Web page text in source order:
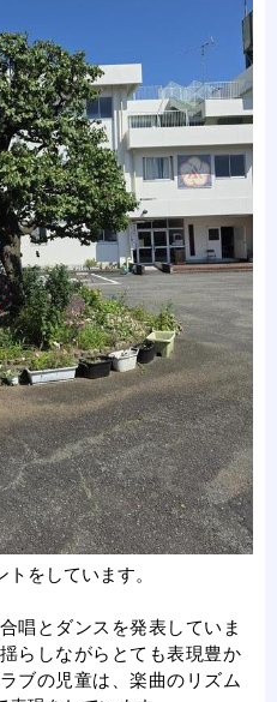
をしています。
唱とダンスを発表していま
らしながらとても表現豊か
ブの児童は、楽曲のリズム